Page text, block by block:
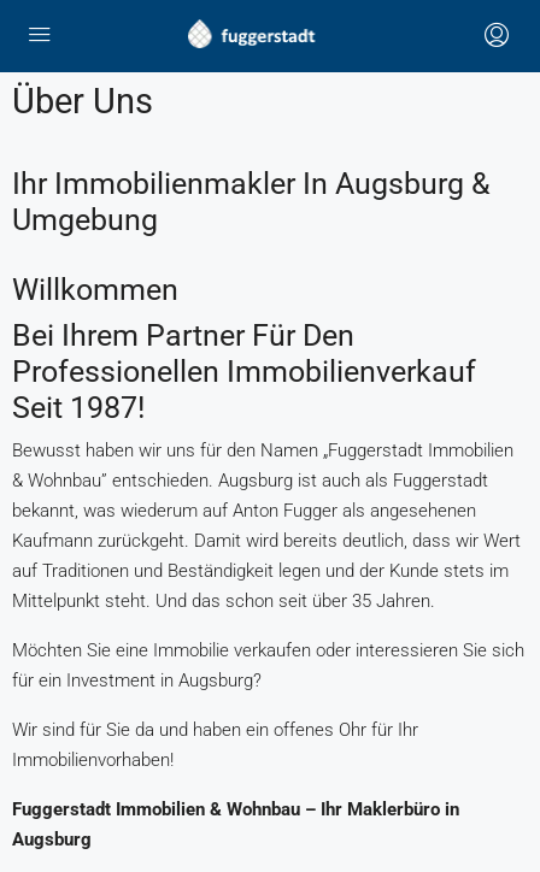
Über Uns
Ihr Immobilienmakler In Augsburg &
Umgebung
Willkommen
Bei Ihrem Partner Für Den
Professionellen Immobilienverkauf
Seit 1987!
Bewusst haben wir uns für den Namen „Fuggerstadt Immobilien
& Wohnbau” entschieden. Augsburg ist auch als Fuggerstadt
bekannt, was wiederum auf Anton Fugger als angesehenen
Kaufmann zurückgeht. Damit wird bereits deutlich, dass wir Wert
auf Traditionen und Beständigkeit legen und der Kunde stets im
Mittelpunkt steht. Und das schon seit über 35 Jahren.
Möchten Sie eine Immobilie verkaufen oder interessieren Sie sich
für ein Investment in Augsburg?
Wir sind für Sie da und haben ein offenes Ohr für Ihr
Immobilienvorhaben!
Fuggerstadt Immobilien & Wohnbau – Ihr Maklerbüro in
Augsburg